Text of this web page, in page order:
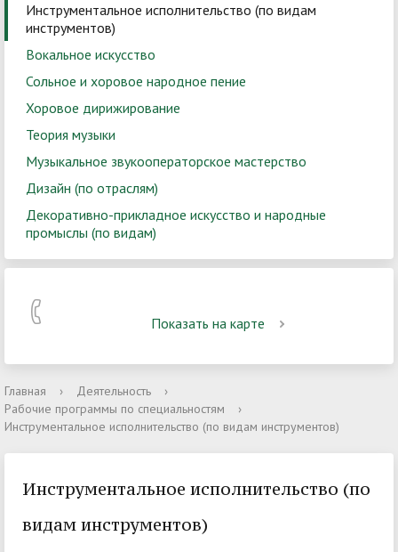
Инструментальное исполнительство (по видам
инструментов)
Вокальное искусство
Сольное и хоровое народное пение
Хоровое дирижирование
Теория музыки
Музыкальное звукооператорское мастерство
Дизайн (по отраслям)
Декоративно-прикладное искусство и народные
промыслы (по видам)
Показать на карте
Главная › Деятельность
›
Рабочие программы по специальностям
›
Инструментальное исполнительство (по видам инструментов)
Инструментальное исполнительство (по
видам инструментов)